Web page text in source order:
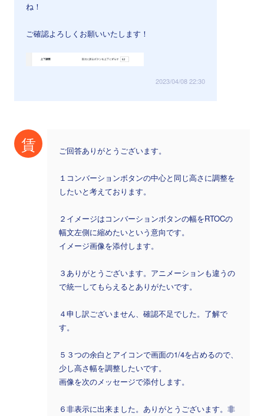
ね！
ご確認よろしくお願いいたします！
2023/04/08 22:30
賃 ご回答ありがとうございます。
１コンバーションボタンの中心と同じ高さに調整を
したいと考えております。
２イメージはコンバーションボタンの幅をRTOCの
幅文左側に縮めたいという意向です。
イメージ画像を添付します。
３ありがとうございます。アニメーションも違うの
で統一してもらえるとありがたいです。
４申し訳ございません、確認不足でした。了解で
す。
５３つの余白とアイコンで画面の1/4を占めるので、
少し高さ幅を調整したいです。
画像を次のメッセージで添付します。
６非表示に出来ました。ありがとうございます。非